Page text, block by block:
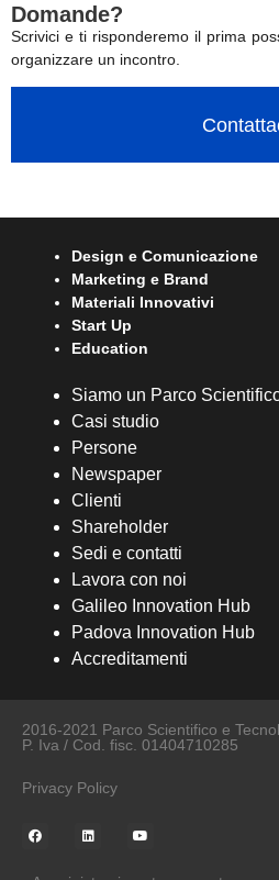
Domande?
Scrivici e ti risponderemo il prima
organizzare un incontro.
Design e Comunicazione
Marketing e Brand
Materiali Innovativi
Start Up
Education
Siamo un Parco
Casi studio
Persone
Newspaper
Clienti
Shareholder
Sedi e contatti
Lavora con noi
Galileo Innovation Hub
Padova Innovation Hub
Accreditamenti
2016-2021 Parco Scientifico e
P. Iva / Cod. fisc. 01404710285
Privacy Policy